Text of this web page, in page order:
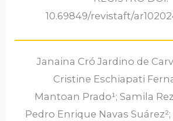
10.69849/revistaft/
Janaina Cró Jardino de
Cristine Eschiapati
Mantoan Prado¹; Samila
Pedro Enrique Navas